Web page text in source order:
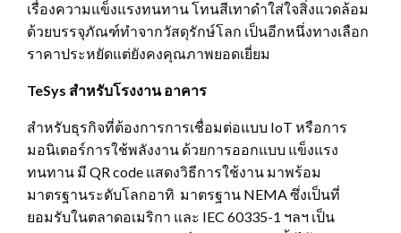
เรื่องความแข็งแรงทนทาน โทนสีเทาดำใส่ใจสิ่งแวดล้อม
ด้วยบรรจุภัณฑ์ทำจากวัสดุรักษ์โลก เป็นอีกหนึ่งทางเลือก
ราคาประหยัดแต่ยังคงคุณภาพยอดเยี่ยม
TeSys สำหรับโรงงาน อาคาร
สำหรับธุรกิจที่ต้องการการเชื่อมต่อแบบ IoT หรือการ
มอนิเตอร์การใช้พลังงาน ด้วยการออกแบบ แข็งแรง
ทนทาน มี QR code แสดงวิธีการใช้งาน มาพร้อม
มาตรฐานระดับโลกอาทิ มาตรฐาน NEMA ซึ่งเป็นที่
ยอมรับในตลาดอเมริกา และ IEC 60335-1 ฯลฯ เป็น